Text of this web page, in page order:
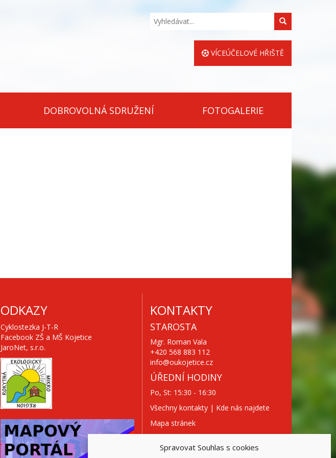
Spravovat Souhlas s cookies
Hledat
VÍCEÚČELOVÉ HŘIŠTĚ
DOBROVOLNÁ SDRUŽENÍ FOTOGALERIE
ODKAZY
Cyklostezka J-T-R
Facebook ZŠ a MŠ Kojetice
JaroNet, s.r.o.
KONTAKTY
STAROSTA
Mgr. Roman Vala
+420 568 883 112
info@oukojetice.cz
ÚŘEDNÍ HODINY
Po, St: 15:30 - 16:30
Všechny kontakty | Kde nás najdete
Mapa stránek